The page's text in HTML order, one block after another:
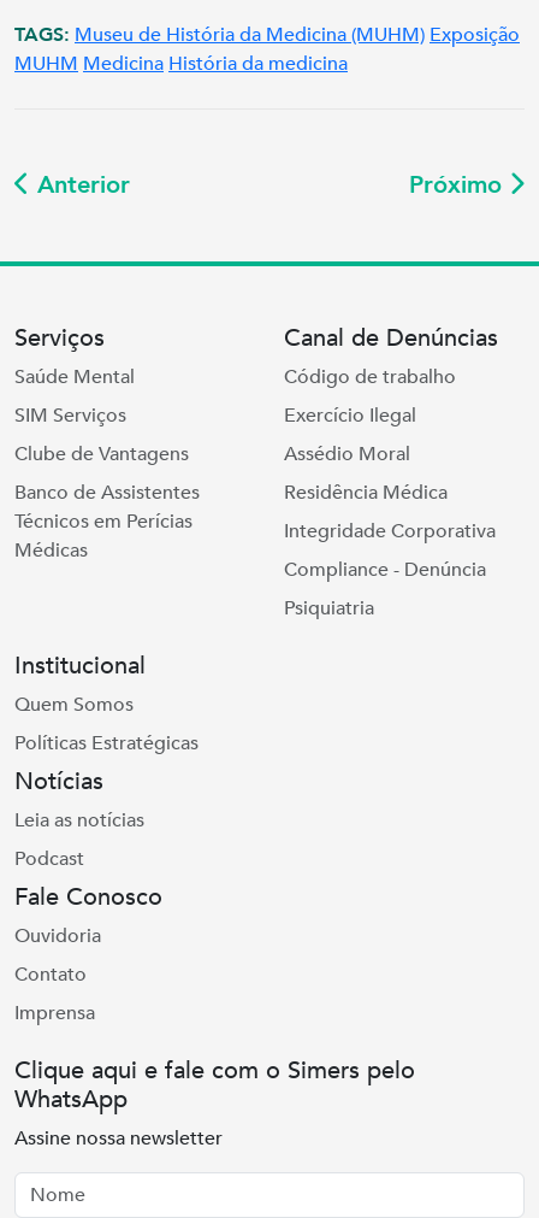
TAGS: Museu de História da Medicina (MUHM) Exposição
MUHM Medicina História da medicina
Anterior Próximo
Serviços
Saúde Mental
SIM Serviços
Clube de Vantagens
Banco de Assistentes
Técnicos em Perícias
Médicas
Canal de Denúncias
Código de trabalho
Exercício Ilegal
Assédio Moral
Residência Médica
Integridade Corporativa
Compliance - Denúncia
Psiquiatria
Institucional
Quem Somos
Políticas Estratégicas
Notícias
Leia as notícias
Podcast
Fale Conosco
Ouvidoria
Contato
Imprensa
Clique aqui e fale com o Simers pelo
WhatsApp
Assine nossa newsletter
Nome
Email